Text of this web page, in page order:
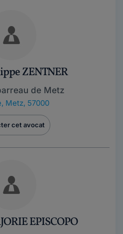
ZENTNER
de Metz
, Metz, 57000
cet avocat
EPISCOPO